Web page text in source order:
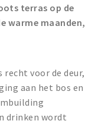
terras op de
warme maanden,
voor de deur,
aan het bos en
drinken wordt